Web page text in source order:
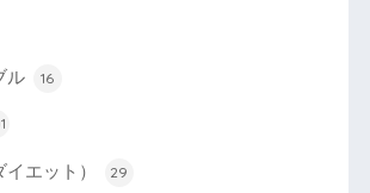
ル 16
エット） 29